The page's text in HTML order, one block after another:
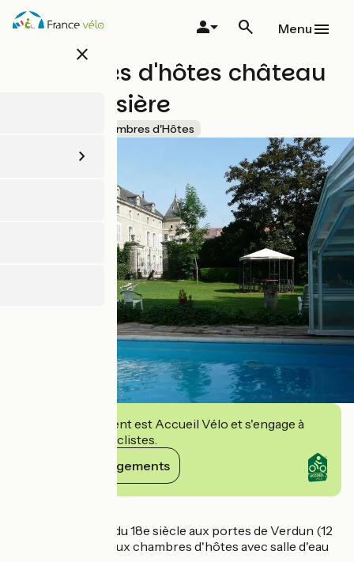
Aller
au
close
Menu
Chambres d'hôtes château
de Labessière
Chambres d'Hôtes
Cet établissement est Accueil Vélo et s'engage à
accueillir des cyclistes.
Voir ses engagements
Joli petit château du 18e siècle aux portes de Verdun (12
km) proposant deux chambres d'hôtes avec salle d'eau